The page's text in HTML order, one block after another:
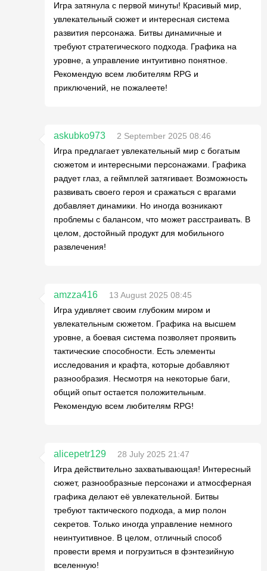
Игра затянула с первой минуты! Красивый мир,
увлекательный сюжет и интересная система
развития персонажа. Битвы динамичные и
требуют стратегического подхода. Графика на
уровне, а управление интуитивно понятное.
Рекомендую всем любителям RPG и
приключений, не пожалеете!
askubko973
2 September 2025 08:46
Игра предлагает увлекательный мир с богатым
сюжетом и интересными персонажами. Графика
радует глаз, а геймплей затягивает. Возможность
развивать своего героя и сражаться с врагами
добавляет динамики. Но иногда возникают
проблемы с балансом, что может расстраивать. В
целом, достойный продукт для мобильного
развлечения!
amzza416
13 August 2025 08:45
Игра удивляет своим глубоким миром и
увлекательным сюжетом. Графика на высшем
уровне, а боевая система позволяет проявить
тактические способности. Есть элементы
исследования и крафта, которые добавляют
разнообразия. Несмотря на некоторые баги,
общий опыт остается положительным.
Рекомендую всем любителям RPG!
alicepetr129
28 July 2025 21:47
Игра действительно захватывающая! Интересный
сюжет, разнообразные персонажи и атмосферная
графика делают её увлекательной. Битвы
требуют тактического подхода, а мир полон
секретов. Только иногда управление немного
неинтуитивное. В целом, отличный способ
провести время и погрузиться в фэнтезийную
вселенную!